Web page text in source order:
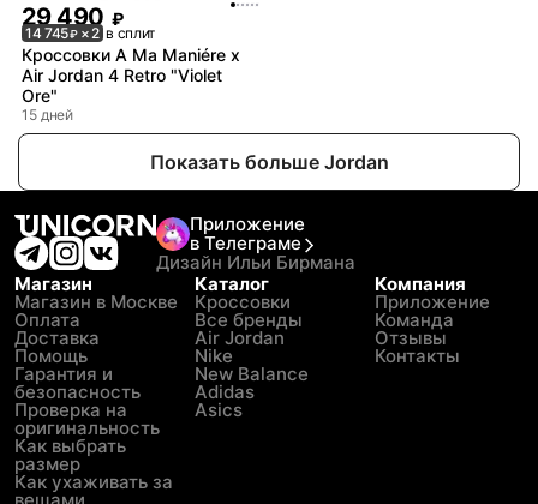
29 490 ₽
14 745₽ × 2 в сплит
Кроссовки A Ma Maniére x
Air Jordan 4 Retro "Violet
Ore"
15 дней
Показать больше Jordan
Приложение
в Телеграме
Дизайн Ильи Бирмана
Магазин
Магазин в Москве
Оплата
Доставка
Помощь
Гарантия и
безопасность
Проверка на
оригинальность
Как выбрать
размер
Как ухаживать за
Каталог
Кроссовки
Все бренды
Air Jordan
Nike
New Balance
Adidas
Asics
Компания
Приложение
Команда
Отзывы
Контакты